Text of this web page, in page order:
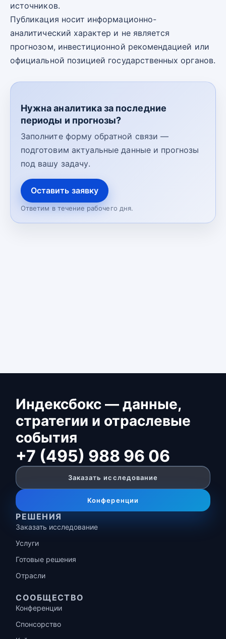
источников.
Публикация носит информационно-
аналитический характер и не является
прогнозом, инвестиционной рекомендацией или
официальной позицией государственных органов.
Нужна аналитика за последние
периоды и прогнозы?
Заполните форму обратной связи —
подготовим актуальные данные и прогнозы
под вашу задачу.
Оставить заявку
Ответим в течение рабочего дня.
Индексбокс — данные,
стратегии и отраслевые
события
+7 (495) 988 96 06
Заказать исследование
Конференции
РЕШЕНИЯ
Заказать исследование
Услуги
Готовые решения
Отрасли
СООБЩЕСТВО
Конференции
Спонсорство